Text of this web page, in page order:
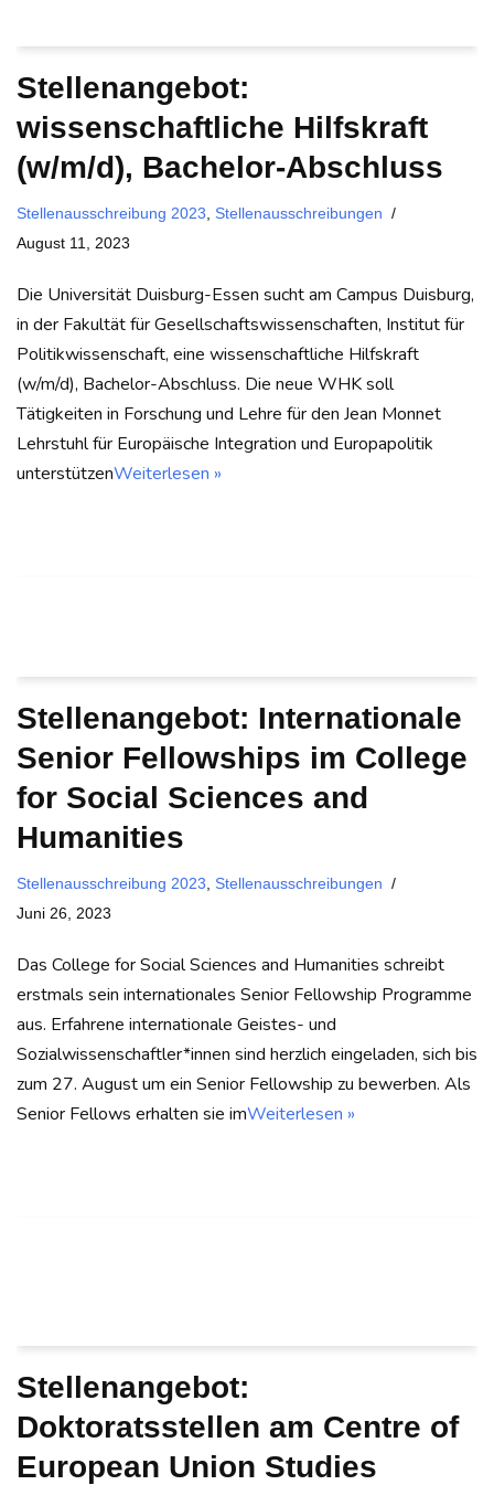
Stellenangebot:
wissenschaftliche Hilfskraft
(w/m/d), Bachelor-Abschluss
Stellenausschreibung 2023
Stellenausschreibungen
August 11, 2023
Die Universität Duisburg-Essen sucht am Campus Duisburg,
in der Fakultät für Gesellschaftswissenschaften, Institut für
Politikwissenschaft, eine wissenschaftliche Hilfskraft
(w/m/d), Bachelor-Abschluss. Die neue WHK soll
Tätigkeiten in Forschung und Lehre für den Jean Monnet
Lehrstuhl für Europäische Integration und Europapolitik
unterstützenWeiterlesen »
Stellenangebot: Internationale
Senior Fellowships im College
for Social Sciences and
Humanities
Stellenausschreibung 2023
Stellenausschreibungen
Juni 26, 2023
Das College for Social Sciences and Humanities schreibt
erstmals sein internationales Senior Fellowship Programme
aus. Erfahrene internationale Geistes- und
Sozialwissenschaftler*innen sind herzlich eingeladen, sich bis
zum 27. August um ein Senior Fellowship zu bewerben. Als
Senior Fellows erhalten sie imWeiterlesen »
Stellenangebot:
Doktoratsstellen am Centre of
European Union Studies